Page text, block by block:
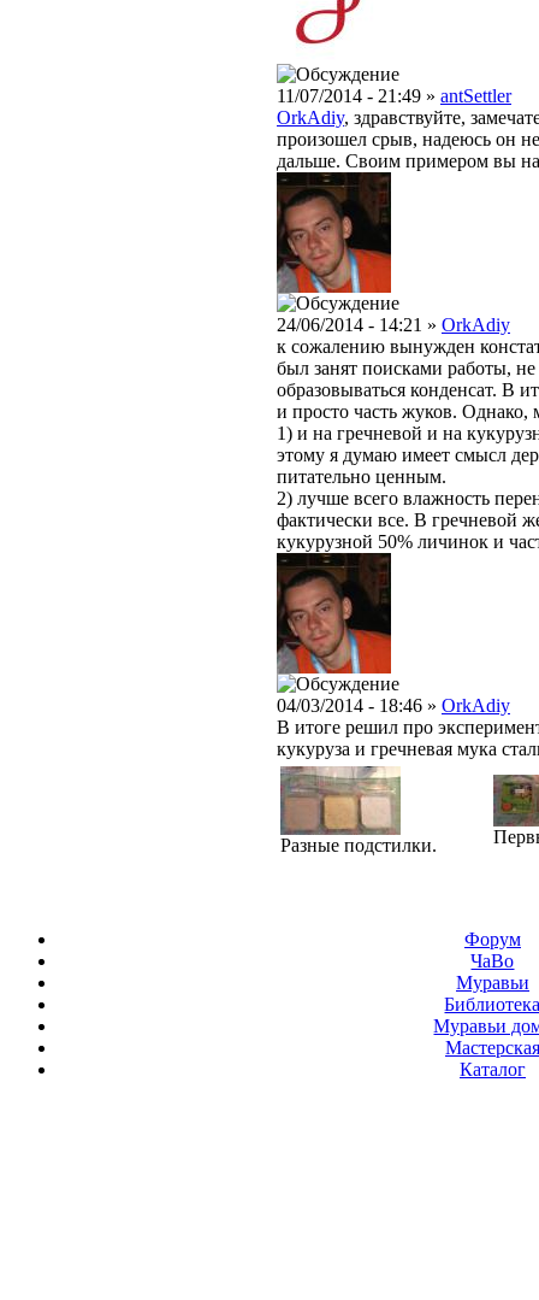
11/07/2014 - 21:49 » antSettler
OrkAdiy, здравствуйте,
произошел срыв, надеюсь он
дальше. Своим примером вы
24/06/2014 - 14:21 » OrkAdiy
к сожалению вынужден
был занят поисками работы,
образовываться конденсат. В
и просто часть жуков. Однако,
1) и на гречневой и на
этому я думаю имеет смысл
питательно ценным.
2) лучше всего влажность
фактически все. В гречневой
кукурузной 50% личинок и
04/03/2014 - 18:46 » OrkAdiy
В итоге решил про
кукуруза и гречневая мука
Разные подстилки.
Форум
ЧаВо
Муравьи
Муравьи
Мастерская
Каталог